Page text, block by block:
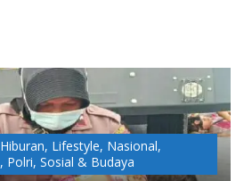
Hiburan, Lifestyle, Nasional,
, Polri, Sosial & Budaya